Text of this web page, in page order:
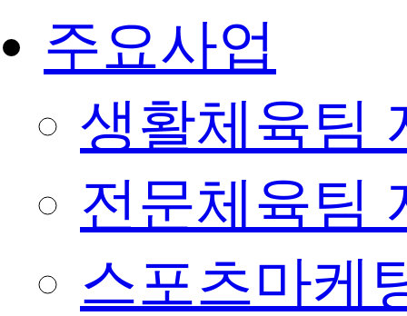
주요사업
생활체육팀
전문체육팀
스포츠마케